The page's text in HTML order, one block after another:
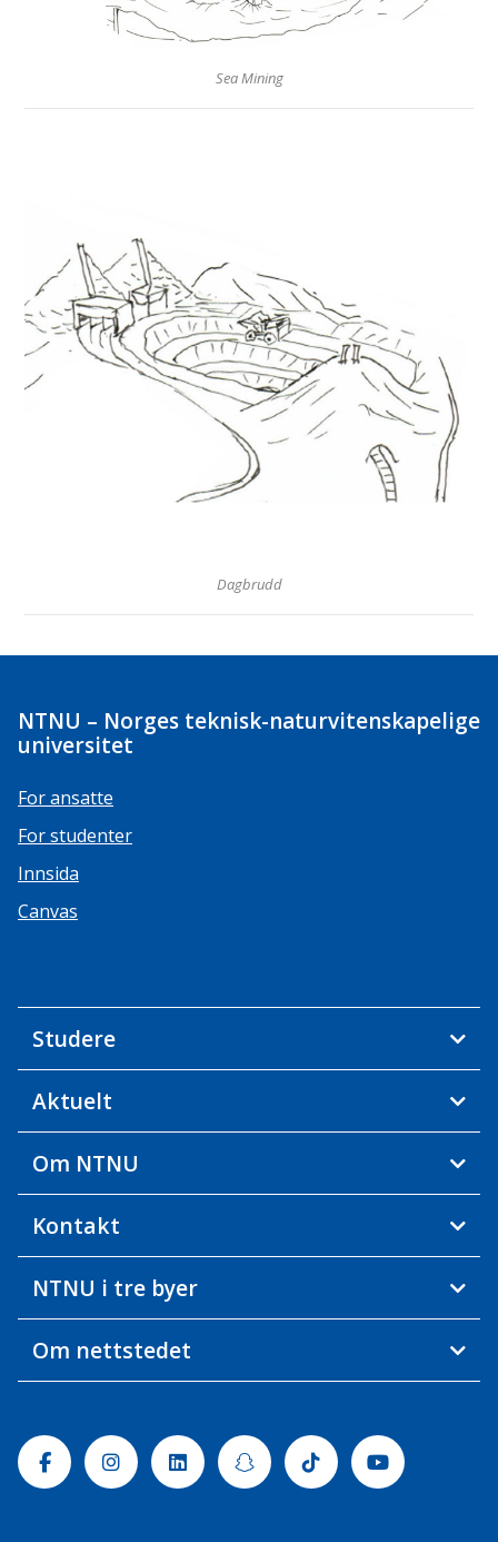
Sea Mining
Dagbrudd
NTNU – Norges teknisk-naturvitenskapelige
universitet
For ansatte
For studenter
Innsida
Canvas
Studere
Aktuelt
Om NTNU
Kontakt
NTNU i tre byer
Om nettstedet
FacebookInstagramLinkedinSnapchatTiktok Youtube